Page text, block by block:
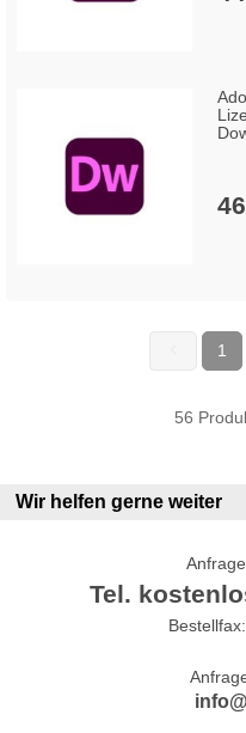
1
56
Wir helfen gerne weiter
Tel.